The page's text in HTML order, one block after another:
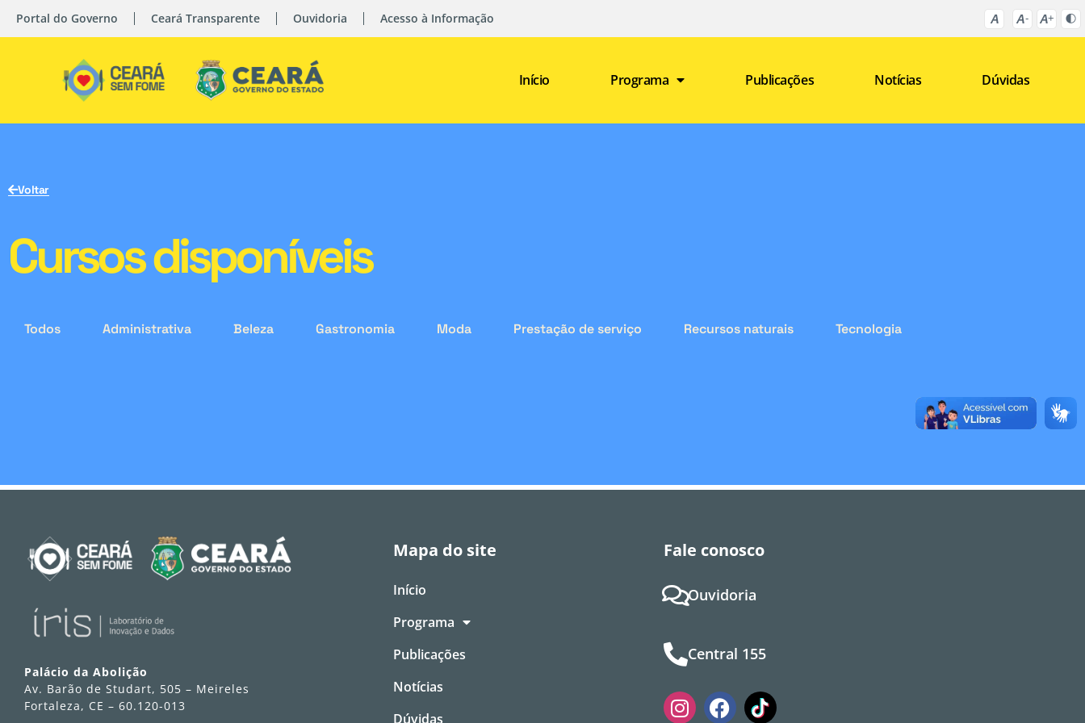
Portal do Governo Ceará Transparente Ouvidoria Acesso à Informação
Início Programa Publicações Notícias Dúvidas
Voltar
Cursos disponíveis
Todos Administrativa Beleza Gastronomia Moda Prestação de serviço Recursos naturais Tecnologia
Palácio da Abolição
Av. Barão de Studart, 505 – Meireles
Fortaleza, CE – 60.120-013
Mapa do site
Início
Programa
Publicações
Notícias
Dúvidas
Fale conosco
Ouvidoria
Central 155